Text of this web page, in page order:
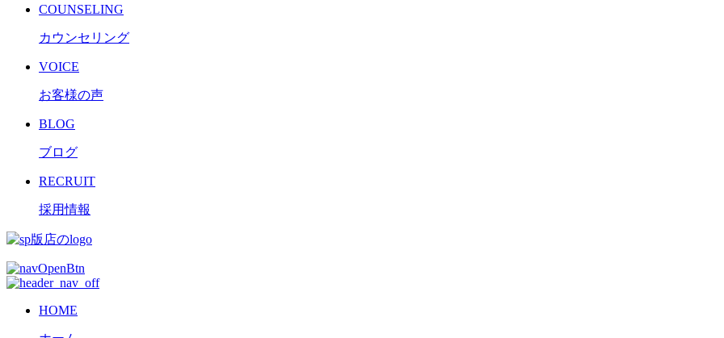
COUNSELING
カウンセリング
VOICE
お客様の声
BLOG
ブログ
RECRUIT
採用情報
HOME